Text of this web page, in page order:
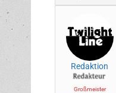
Redaktion
Großmeister